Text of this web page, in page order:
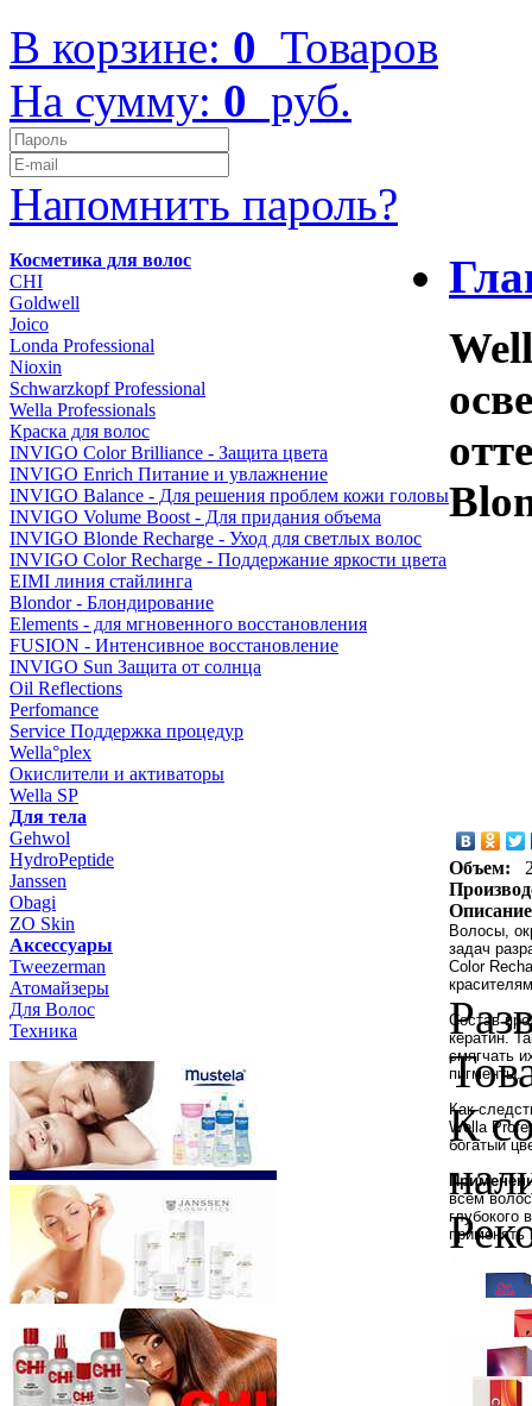
В корзине: 0 Товаров
На сумму: 0 руб.
Напомнить пароль?
Косметика для волос
CHI
Goldwell
Joico
Londa Professional
Nioxin
Schwarzkopf Professional
Wella Professionals
Краска для волос
INVIGO Color Brilliance - Защита цвета
INVIGO Enrich Питание и увлажнение
INVIGO Balance - Для решения проблем кожи головы
INVIGO Volume Boost - Для придания объема
INVIGO Blonde Recharge - Уход для светлых волос
INVIGO Color Recharge - Поддержание яркости цвета
EIMI линия стайлинга
Blondor - Блондирование
Elements - для мгновенного восстановления
FUSION - Интенсивное восстановление
INVIGO Sun Защита от солнца
Oil Reflections
Perfomance
Service Поддержка процедур
Wella°plex
Окислители и активаторы
Wella SP
Для тела
Gehwol
HydroPeptide
Janssen
Obagi
ZO Skin
Aксессуары
Tweezerman
Атомайзеры
Для Волос
Техника
Объем:
Волосы,
задач
Color
Состав
кератин.
смягчать
пигменты.
Как
Wella
богатый
всем
глубокого
применять
К